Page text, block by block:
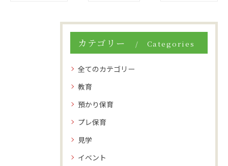
カテゴリー Categories
全てのカテゴリー
教育
預かり保育
プレ保育
見学
イベント